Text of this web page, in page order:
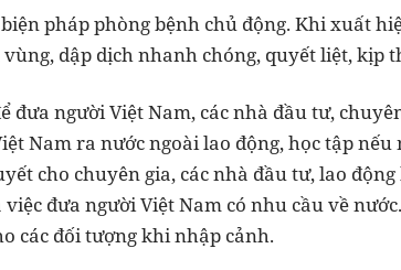
pháp phòng bệnh chủ động. Khi xuất
dập dịch nhanh chóng, quyết liệt, kịp
đưa người Việt Nam, các nhà đầu tư,
Nam ra nước ngoài lao động, học tập
cho chuyên gia, các nhà đầu tư, lao
đưa người Việt Nam có nhu cầu về
các đối tượng khi nhập cảnh.